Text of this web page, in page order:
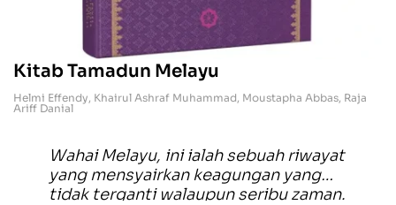
Kitab Tamadun Melayu
Helmi Effendy, Khairul Ashraf Muhammad, Moustapha Abbas, Raja
Ariff Danial
Wahai Melayu, ini ialah sebuah riwayat
yang mensyairkan keagungan yang
tidak terganti walaupun seribu zaman.